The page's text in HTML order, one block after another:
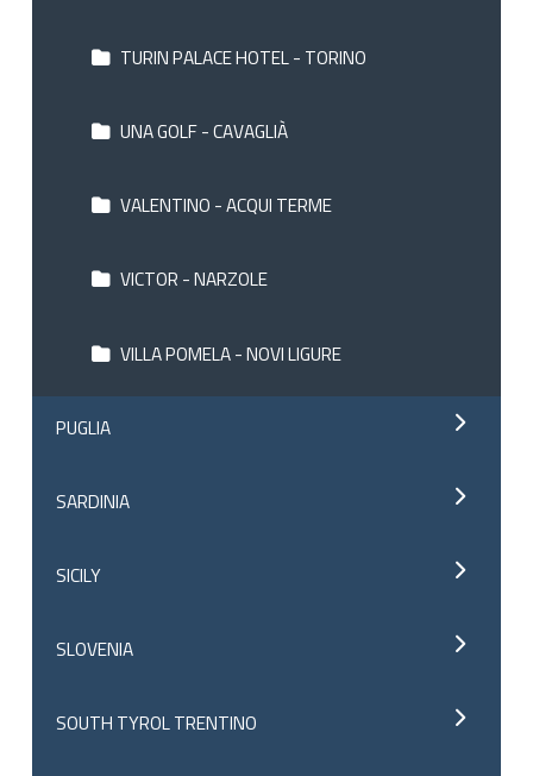
TURIN PALACE HOTEL - TORINO
UNA GOLF - CAVAGLIÀ
VALENTINO - ACQUI TERME
VICTOR - NARZOLE
VILLA POMELA - NOVI LIGURE
PUGLIA
SARDINIA
SICILY
SLOVENIA
SOUTH TYROL TRENTINO